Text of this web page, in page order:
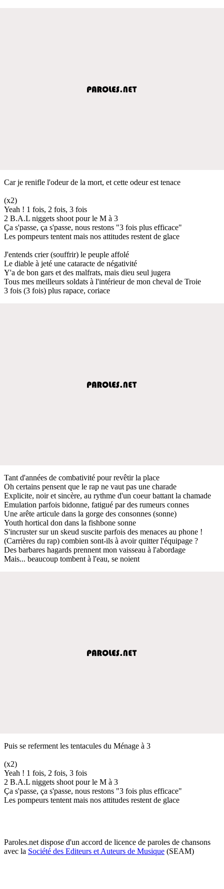
Car je renifle l'odeur de la mort, et cette odeur est tenace
(x2)
Yeah ! 1 fois, 2 fois, 3 fois
2 B.A.L niggets shoot pour le M à 3
Ça s'passe, ça s'passe, nous restons "3 fois plus efficace"
Les pompeurs tentent mais nos attitudes restent de glace
J'entends crier (souffrir) le peuple affolé
Le diable à jeté une cataracte de négativité
Y'a de bon gars et des malfrats, mais dieu seul jugera
Tous mes meilleurs soldats à l'intérieur de mon cheval de Troie
3 fois (3 fois) plus rapace, coriace
Tant d'années de combativité pour revêtir la place
Oh certains pensent que le rap ne vaut pas une charade
Explicite, noir et sincère, au rythme d'un coeur battant la chamade
Emulation parfois bidonne, fatigué par des rumeurs connes
Une arête articule dans la gorge des consonnes (sonne)
Youth hortical don dans la fishbone sonne
S'incruster sur un skeud suscite parfois des menaces au phone !
(Carrières du rap) combien sont-ils à avoir quitter l'équipage ?
Des barbares hagards prennent mon vaisseau à l'abordage
Mais... beaucoup tombent à l'eau, se noient
Puis se referment les tentacules du Ménage à 3
(x2)
Yeah ! 1 fois, 2 fois, 3 fois
2 B.A.L niggets shoot pour le M à 3
Ça s'passe, ça s'passe, nous restons "3 fois plus efficace"
Les pompeurs tentent mais nos attitudes restent de glace
Paroles.net dispose d'un accord de licence de paroles de chansons
avec la Société des Editeurs et Auteurs de Musique (SEAM)